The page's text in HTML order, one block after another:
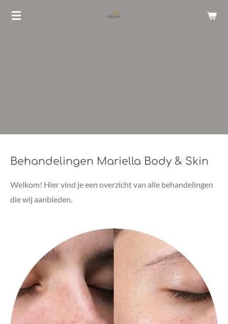
Ga
Behandelingen Mariella Body & Skin
Welkom! Hier vind je een overzicht van alle behandelingen
die wij aanbieden.